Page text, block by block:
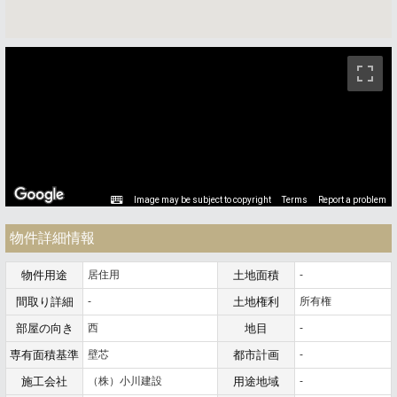
Image may be subject to copyright Terms Report a problem
物件詳細情報
物件用途 居住用 土地面積 -
間取り詳細 - 土地権利 所有権
部屋の向き 西 地目 -
専有面積基準 壁芯 都市計画 -
施工会社 （株）小川建設 用途地域 -